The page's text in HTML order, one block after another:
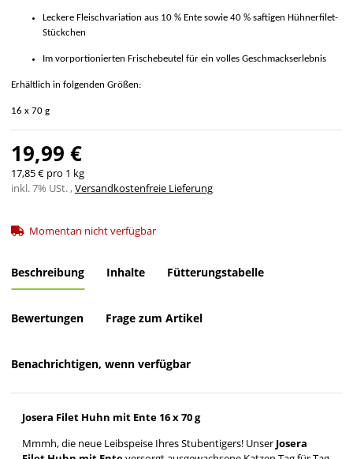
Leckere Fleischvariation aus 10 % Ente sowie 40 % saftigen Hühnerfilet-
Stückchen
Im vorportionierten Frischebeutel für ein volles Geschmackserlebnis
Erhältlich in folgenden Größen:
16 x 70 g
19,99 €
17,85 € pro 1 kg
inkl. 7% USt. ,Versandkostenfreie Lieferung
Momentan nicht verfügbar
Beschreibung Inhalte Fütterungstabelle
Bewertungen Frage zum Artikel
Benachrichtigen, wenn verfügbar
Josera Filet Huhn mit Ente 16 x 70 g
Mmmh, die neue Leibspeise Ihres Stubentigers! Unser Josera